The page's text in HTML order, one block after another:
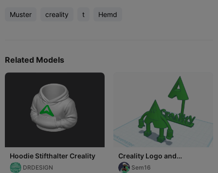
Muster creality t Hemd
Related Models
Hoodie Stifthalter Creality
DRDESIGN
Creality Logo and
Mascotte
Sem16